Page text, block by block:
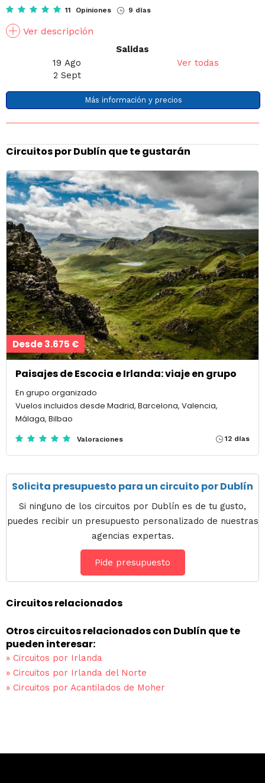
11 Opiniones 9 días
Ver descripción
Salidas
19 Ago
2 Sept
Ver todas
Más información y precios
Circuitos por Dublín que te gustarán
Desde 3.675 €
Paisajes de Escocia e Irlanda: viaje en grupo
En grupo organizado
Vuelos incluidos desde Madrid, Barcelona, Valencia,
Málaga, Bilbao
Valoraciones 12 días
Solicita presupuesto para un circuito por Dublín
Si ninguno de los circuitos por Dublín es de tu gusto,
puedes recibir un presupuesto personalizado de nuestras
agencias expertas.
Pide presupuesto
Circuitos relacionados
Otros circuitos relacionados con Dublín que te
pueden interesar:
» Circuitos por Irlanda
» Circuitos por Irlanda del Norte
» Circuitos por Acantilados de Moher